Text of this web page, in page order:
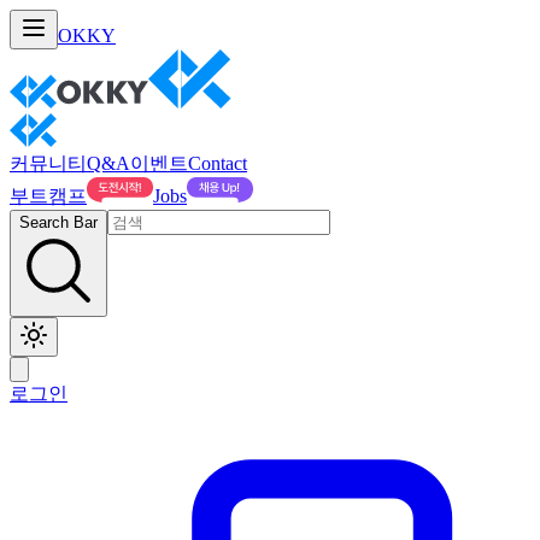
OKKY
커뮤니티 Q&A이벤트Contact
부트캠프
Jobs
Search Bar
로그인